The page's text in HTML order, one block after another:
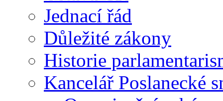
Jednací řád
Důležité zákony
Historie
Kancelář Poslanecké